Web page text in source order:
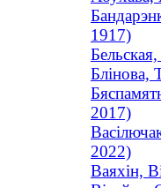
1917)
Блінова,
2017)
2022)
Ваяхін,